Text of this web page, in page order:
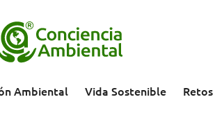
Ambiental Vida Sostenible